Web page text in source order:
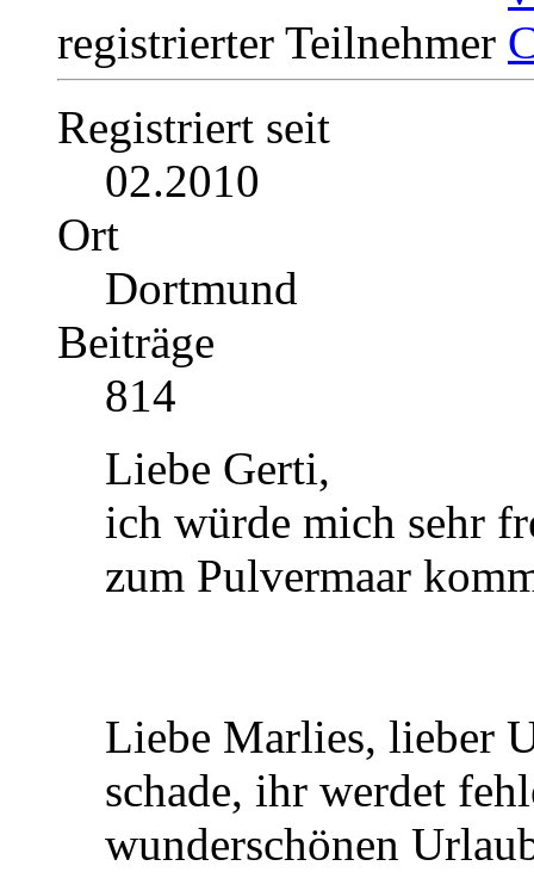
registrierter Teilnehmer
Registriert seit
02.2010
Ort
Dortmund
Beiträge
814
Liebe Gerti,
ich würde mich sehr
zum Pulvermaar
Liebe Marlies, lieber
schade, ihr werdet
wunderschönen